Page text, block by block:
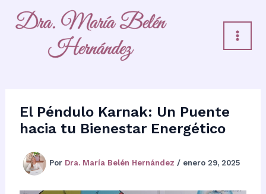
El Péndulo Karnak: Un Puente
hacia tu Bienestar Energético
Por Dra. María Belén Hernández / enero 29, 2025